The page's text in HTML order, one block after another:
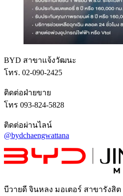
BYD สาขาแจ้งวัฒนะ
โทร. 02-090-2425
ติดต่อฝ่ายขาย
โทร 093-824-5828
ติดต่อผ่านไลน์
@bydchaengwattana
บีวายดี จินหลง มอเตอร์ สาขารังสิต